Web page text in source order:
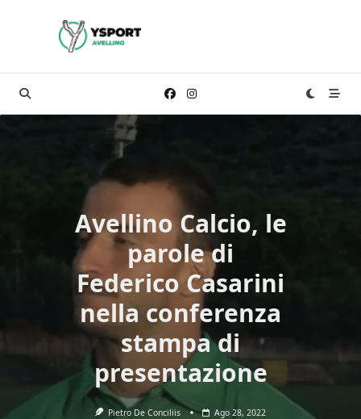
Avellino Calcio, le
parole di
Federico Casarini
nella conferenza
stampa di
presentazione
Pietro De Conciliis Ago 28, 2022